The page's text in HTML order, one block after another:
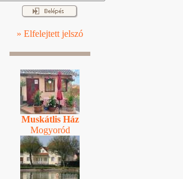
» Elfelejtett jelszó
Muskátlis Ház
Mogyoród